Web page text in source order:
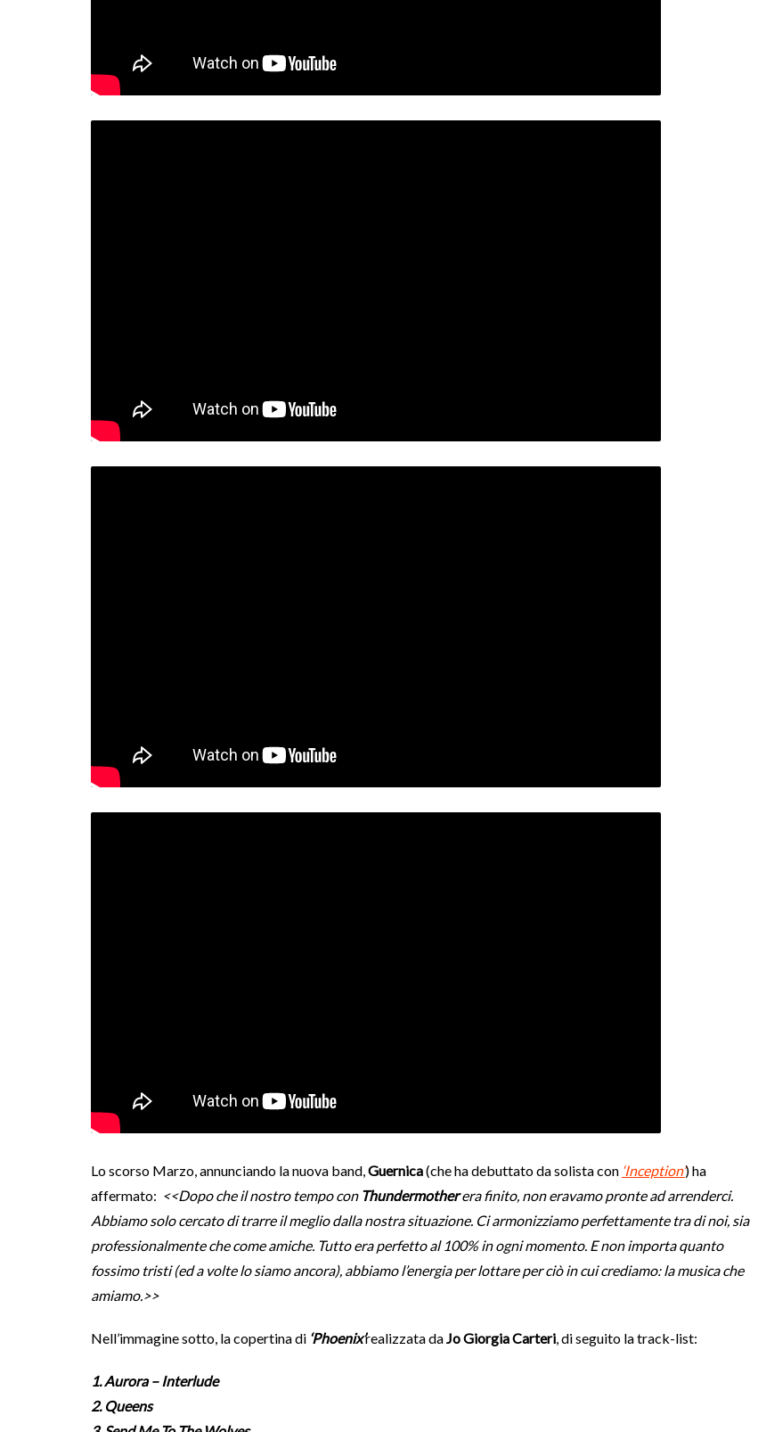
Lo scorso Marzo, annunciando la nuova band, Guernica(che ha debuttato da solista con ‘Inception’) ha
affermato: <<Dopo che il nostro tempo con Thundermotherera finito, non eravamo pronte ad arrenderci.
Abbiamo solo cercato di trarre il meglio dalla nostra situazione. Ci armonizziamo perfettamente tra di noi, sia
professionalmente che come amiche. Tutto era perfetto al 100% in ogni momento. E non importa quanto
fossimo tristi (ed a volte lo siamo ancora), abbiamo l’energia per lottare per ciò in cui crediamo: la musica che
amiamo.>>
Nell’immagine sotto, la copertina di ‘Phoenix’realizzata da Jo Giorgia Carteri , di seguito la track-list:
1. Aurora – Interlude
2. Queens